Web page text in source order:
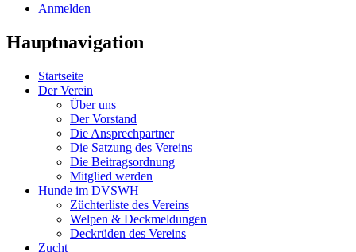
Anmelden
Hauptnavigation
Startseite
Der Verein
Über uns
Der Vorstand
Die Ansprechpartner
Die Satzung des Vereins
Die Beitragsordnung
Mitglied werden
Hunde im DVSWH
Züchterliste des Vereins
Welpen & Deckmeldungen
Deckrüden des Vereins
Zucht